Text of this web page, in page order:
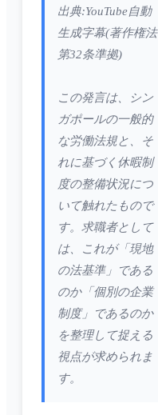
出典:YouTube自動
生成字幕(著作権法
第32条準拠)
この発言は、シン
ガポールの一般的
な労働法規と、そ
れに基づく休暇制
度の整備状況につ
いて触れたもので
す。求職者として
は、これが「現地
の法基準」である
のか「個別の企業
制度」であるのか
を整理して捉える
視点が求められま
す。